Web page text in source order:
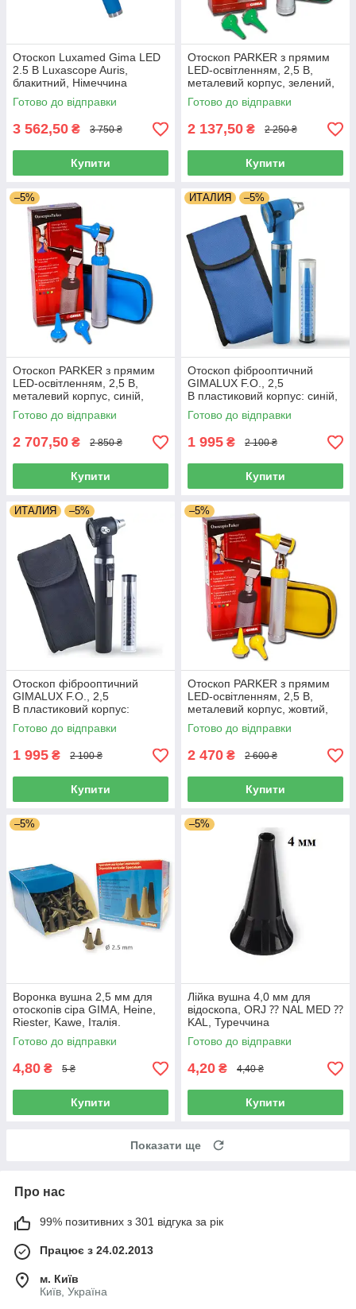
Отоскоп Luxamed Gima LED
2.5 В Luxascope Auris,
блакитний, Німеччина
Готово до відправки
3 562,50 ₴ 3 750 ₴
Купити
Отоскоп PARKER з прямим
LED-освітленням, 2,5 В,
металевий корпус, зелений,
Італія
Готово до відправки
2 137,50 ₴ 2 250 ₴
Купити
–5%
Отоскоп PARKER з прямим
LED-освітленням, 2,5 В,
металевий корпус, синій,
Італія
Готово до відправки
2 707,50 ₴ 2 850 ₴
Купити
ИТАЛИЯ –5%
Отоскоп фіброоптичний
GIMALUX F.O., 2,5
В пластиковий корпус: синій,
Італія
Готово до відправки
1 995 ₴ 2 100 ₴
Купити
ИТАЛИЯ –5%
Отоскоп фіброоптичний
GIMALUX F.O., 2,5
В пластиковий корпус:
чорний, Італія
Готово до відправки
1 995 ₴ 2 100 ₴
Купити
–5%
Отоскоп PARKER з прямим
LED-освітленням, 2,5 В,
металевий корпус, жовтий,
Італія
Готово до відправки
2 470 ₴ 2 600 ₴
Купити
–5%
Воронка вушна 2,5 мм для
отоскопів сіра GIMA, Heine,
Riester, Kawe, Італія.
Готово до відправки
4,80 ₴ 5 ₴
Купити
–5%
Лійка вушна 4,0 мм для
відоскопа, ORJ ⁇ NAL MED ⁇
KAL, Туреччина
Готово до відправки
4,20 ₴ 4,40 ₴
Купити
Показати ще
Про нас
99% позитивних з 301 відгука за рік
Працює з 24.02.2013
м. Київ
Київ, Україна